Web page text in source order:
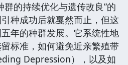
群的持续优化与遗传改良”的
种成功后就戛然而止，但这
年的种群发展。它系统性地
标准，如何避免近亲繁殖带
Depression），以及如